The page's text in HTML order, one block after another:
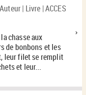
| Livre | ACCES
chasse aux
de bonbons et les
leur filet se remplit
et leur...